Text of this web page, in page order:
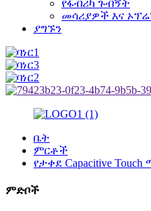
የፋብሪካ ጉብኝት
መሳሪያዎች እና
ያግኙን
ቤት
ምርቶች
የታቀደ Capacitive Touch
ምድቦች